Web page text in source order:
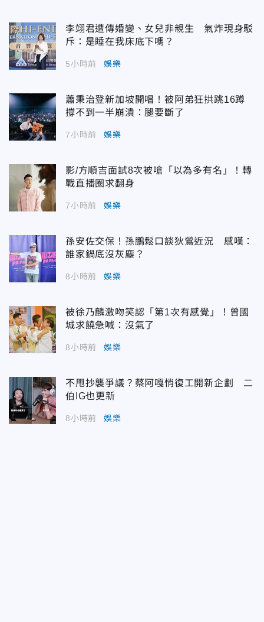
李翊君遭傳婚變、女兒非親生 氣炸現身駁
斥：是睡在我床底下嗎？
5小時前 娛樂
蕭秉治登新加坡開唱！被阿弟狂拱跳16蹲
撐不到一半崩潰：腿要斷了
7小時前 娛樂
影/方順吉面試8次被嗆「以為多有名」！轉
戰直播圈求翻身
7小時前 娛樂
孫安佐交保！孫鵬鬆口談狄鶯近況 感嘆：
誰家鍋底沒灰塵？
8小時前 娛樂
被徐乃麟激吻笑認「第1次有感覺」！曾國
城求饒急喊：沒氣了
8小時前 娛樂
不甩抄襲爭議？蔡阿嘎悄復工開新企劃 二
伯IG也更新
8小時前 娛樂